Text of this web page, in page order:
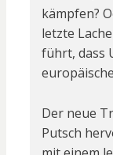
kämpfen?
letzte
führt, dass
Der neue
Putsch